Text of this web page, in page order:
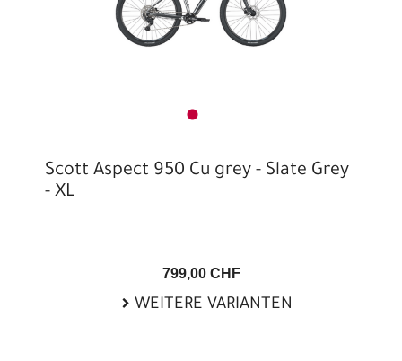
Scott Aspect 950 Cu grey - Slate Grey
- XL
799,00 CHF
WEITERE VARIANTEN